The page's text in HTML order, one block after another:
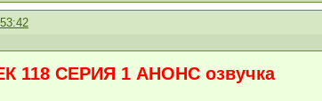
118 СЕРИЯ 1 АНОНС озвучка